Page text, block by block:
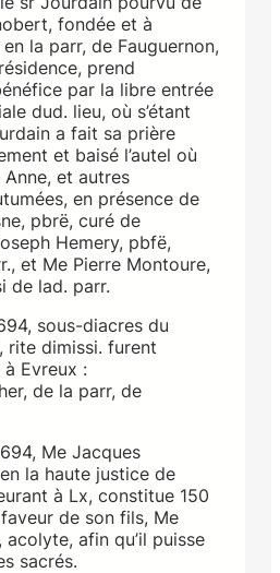
fondée et à
la parr, de Fauguernon,
prend
par la libre entrée
dud. lieu, où s’étant
a fait sa prière
et baisé l’autel où
Anne, et autres
en présence de
pbrë, curé de
Hemery, pbfë,
et Me Pierre Montoure,
de lad. parr.
sous-diacres du
rite dimissi. furent
Evreux :
de la parr, de
Me Jacques
la haute justice de
à Lx, constitue 150
de son fils, Me
afin qu’il puisse
sacrés.